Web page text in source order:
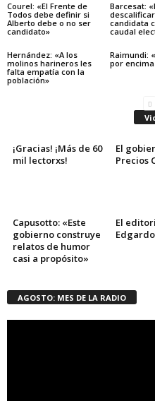
Courel: «El Frente de
Todos debe definir si
Alberto debe o no ser
candidato»
Barcesat:
candidata
caudal
Hernández: «A los
molinos harineros les
falta empatía con la
población»
Raimundi:
por
¡Gracias! ¡Más de 60
mil lectorxs!
El
Precios
Capusotto: «Este
gobierno construye
relatos de humor
casi a propósito»
El
AGOSTO: MES DE LA RADIO